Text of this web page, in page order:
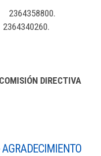
COMISIÓN DIRECTIVA
AGRADECIMIENTO